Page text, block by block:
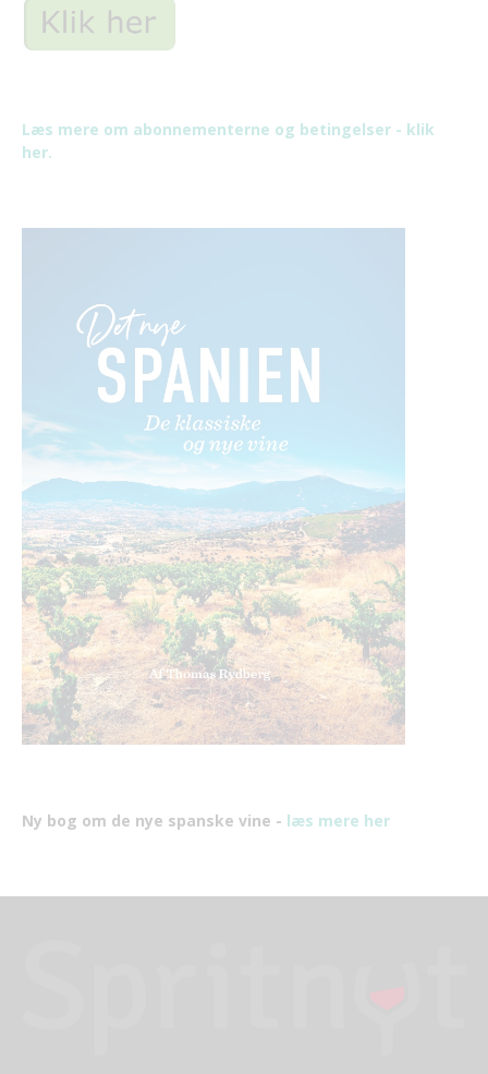
Læs mere om abonnementerne og betingelser - klik
her.
Ny bog om de nye spanske vine - læs mere her